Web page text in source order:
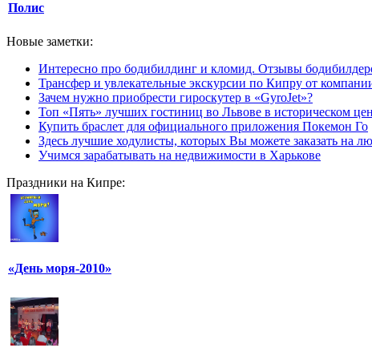
Полис
Новые заметки:
Интересно про бодибилдинг и кломид. Отзывы
Трансфер и увлекательные экскурсии по Кипру от
Зачем нужно приобрести гироскутер в «GyroJet»?
Топ «Пять» лучших гостиниц во Львове в историческом
Купить браслет для официального приложения Покемон Го
Здесь лучшие ходулисты, которых Вы можете заказать на
Учимся зарабатывать на недвижимости в Харькове
Праздники на Кипре:
«День моря-2010»